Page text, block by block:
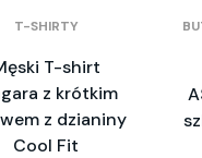
T-SHIRTY
T-shirt
z krótkim
z dzianiny
Cool Fit